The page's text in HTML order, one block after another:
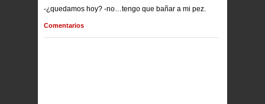
-¿quedamos hoy? -no…tengo que bañar a mi pez.
Comentarios